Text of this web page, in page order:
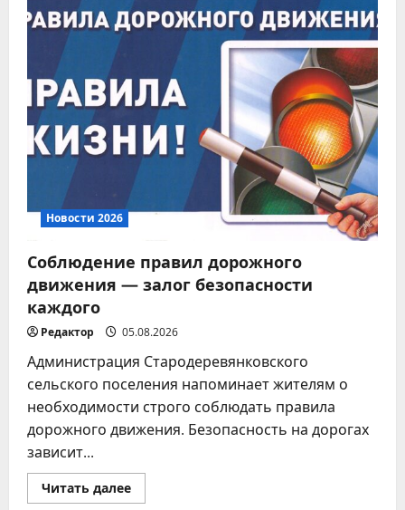
Модернизация
коммунальной
инфраструктуры
03.08.2026
Новости 2026
Соблюдение правил дорожного
движения — залог безопасности
каждого
Редактор 05.08.2026
Администрация Стародеревянковского
сельского поселения напоминает жителям о
необходимости строго соблюдать правила
дорожного движения. Безопасность на дорогах
зависит...
Читать далееПрочитать
больше